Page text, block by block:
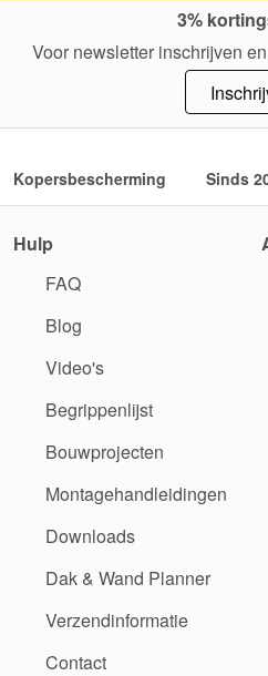
3%
Voor newsletter inschrijven
Kopersbescherming Sinds
Hulp
FAQ
Blog
Video's
Begrippenlijst
Bouwprojecten
Montagehandleidingen
Downloads
Dak & Wand Planner
Verzendinformatie
Contact